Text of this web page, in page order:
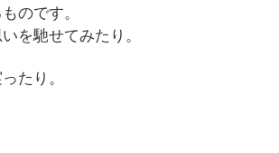
のです。
を馳せてみたり。
たり。